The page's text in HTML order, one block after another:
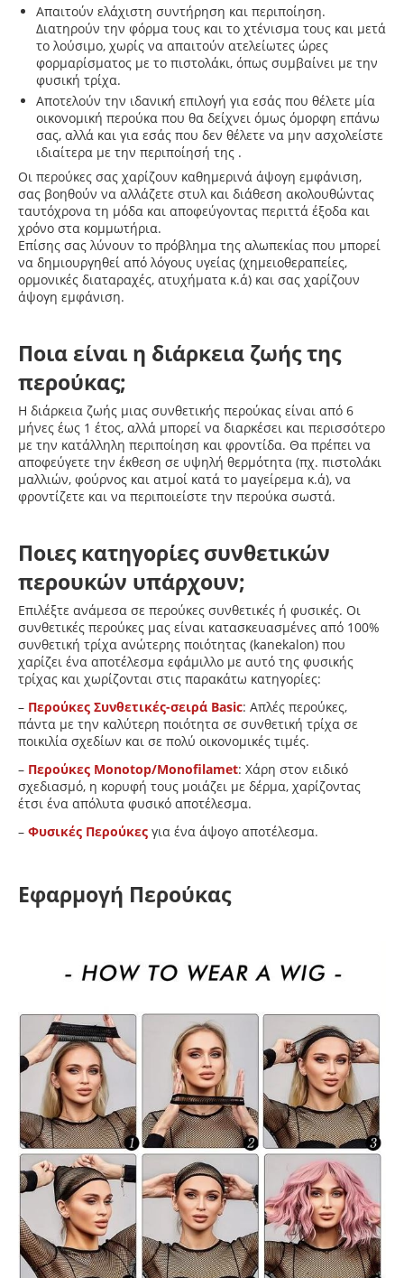
Απαιτούν ελάχιστη συντήρηση και περιποίηση.
Διατηρούν την φόρμα τους και το χτένισμα τους και μετά
το λούσιμο, χωρίς να απαιτούν ατελείωτες ώρες
φορμαρίσματος με το πιστολάκι, όπως συμβαίνει με την
φυσική τρίχα.
Αποτελούν την ιδανική επιλογή για εσάς που θέλετε μία
οικονομική περούκα που θα δείχνει όμως όμορφη επάνω
σας, αλλά και για εσάς που δεν θέλετε να μην ασχολείστε
ιδιαίτερα με την περιποίησή της .
Οι περούκες σας χαρίζουν καθημερινά άψογη εμφάνιση,
σας βοηθούν να αλλάζετε στυλ και διάθεση ακολουθώντας
ταυτόχρονα τη μόδα και αποφεύγοντας περιττά έξοδα και
χρόνο στα κομμωτήρια.
Επίσης σας λύνουν το πρόβλημα της αλωπεκίας που μπορεί
να δημιουργηθεί από λόγους υγείας (χημειοθεραπείες,
ορμονικές διαταραχές, ατυχήματα κ.ά) και σας χαρίζουν
άψογη εμφάνιση.
Ποια είναι η διάρκεια ζωής της
περούκας;
Η διάρκεια ζωής μιας συνθετικής περούκας είναι από 6
μήνες έως 1 έτος, αλλά μπορεί να διαρκέσει και περισσότερο
με την κατάλληλη περιποίηση και φροντίδα. Θα πρέπει να
αποφεύγετε την έκθεση σε υψηλή θερμότητα (πχ. πιστολάκι
μαλλιών, φούρνος και ατμοί κατά το μαγείρεμα κ.ά), να
φροντίζετε και να περιποιείστε την περούκα σωστά.
Ποιες κατηγορίες συνθετικών
περουκών υπάρχουν;
Επιλέξτε ανάμεσα σε περούκες συνθετικές ή φυσικές. Οι
συνθετικές περούκες μας είναι κατασκευασμένες από 100%
συνθετική τρίχα ανώτερης ποιότητας (kanekalon) που
χαρίζει ένα αποτέλεσμα εφάμιλλο με αυτό της φυσικής
τρίχας και χωρίζονται στις παρακάτω κατηγορίες:
– Περούκες Συνθετικές-σειρά Basic: Απλές περούκες,
πάντα με την καλύτερη ποιότητα σε συνθετική τρίχα σε
ποικιλία σχεδίων και σε πολύ οικονομικές τιμές.
– Περούκες Monotop/Monofilamet: Χάρη στον ειδικό
σχεδιασμό, η κορυφή τους μοιάζει με δέρμα, χαρίζοντας
έτσι ένα απόλυτα φυσικό αποτέλεσμα.
– Φυσικές Περούκες για ένα άψογο αποτέλεσμα.
Εφαρμογή Περούκας